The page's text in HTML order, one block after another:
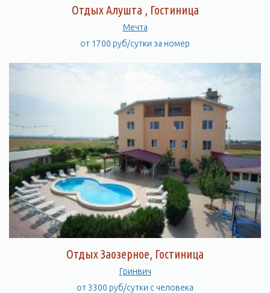
Отдых Алушта , Гостиница
Мечта
от 1700 руб/сутки за номер
Отдых Заозерное, Гостиница
Гринвич
от 3300 руб/сутки с человека